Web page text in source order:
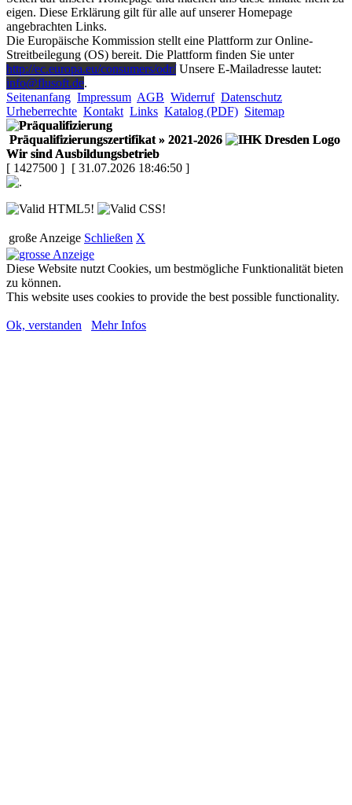
eigen. Diese Erklärung gilt für alle auf unserer Homepage
angebrachten Links.
Die Europäische Kommission stellt eine Plattform zur Online-
Streitbeilegung (OS) bereit. Die Plattform finden Sie unter
http://ec.europa.eu/consumers/odr/Unsere E-Mailadresse lautet:
info@flusoft.de.
Seitenanfang Impressum AGB Widerruf Datenschutz
Urheberrechte Kontakt Links Katalog (PDF) Sitemap
Präqualifizierungszertifikat » 2021-2026
Wir sind Ausbildungsbetrieb
[ 1427500 ] [ 31.07.2026 18:46:50 ]
große Anzeige Schließen X
Diese Website nutzt Cookies, um bestmögliche Funktionalität bieten
zu können.
This website uses cookies to provide the best possible functionality.
Ok, verstanden Mehr Infos